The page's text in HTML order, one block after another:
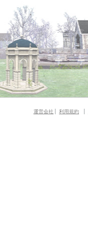
運営会社 利用規約